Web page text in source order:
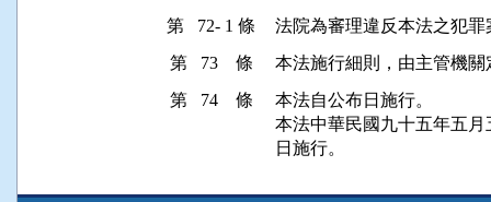
第 72- 1 條
法院為審理違反本法之犯
第 73 條
本法施行細則，由主管機關
第 74 條
本法自公布日施行。
本法中華民國九十五年五
日施行。